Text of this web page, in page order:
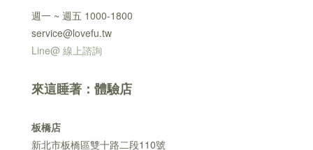
週一 ~ 週五 1000-1800
service@lovefu.tw
Line@ 線上諮詢
來這睡著：體驗店
板橋店
新北市板橋區雙十路二段110號